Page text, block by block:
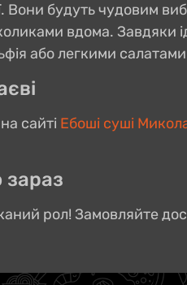
Вони будуть чудовим
вдома. Завдяки
або легкими
сайті Ебоші суші
зараз
рол! Замовляйте